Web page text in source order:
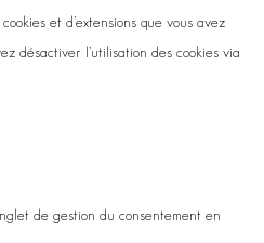
et d’extensions que vous avez
désactiver l’utilisation des cookies via
de gestion du consentement en